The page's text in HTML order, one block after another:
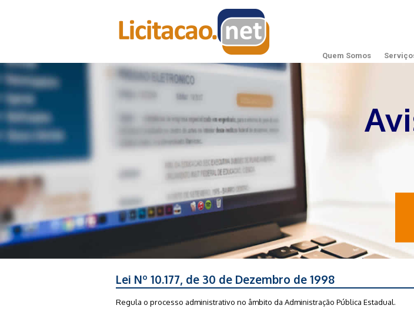
Quem Somos
Lei Nº 10.177, de 30 de Dezembro de 1998
Regula o processo administrativo no âmbito da Administração Pública Estadual.